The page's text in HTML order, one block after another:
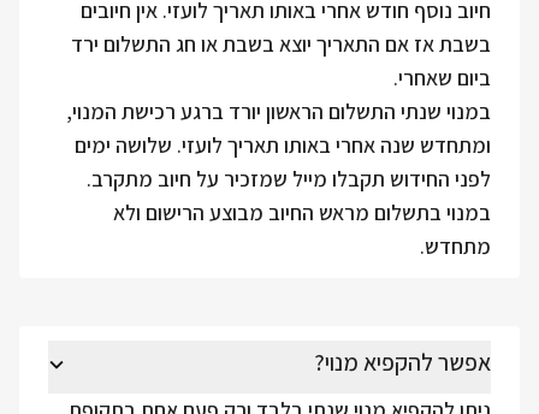
חיוב נוסף חודש אחרי באותו תאריך לועזי. אין חיובים
בשבת אז אם התאריך יוצא בשבת או חג התשלום ירד
ביום שאחרי.
במנוי שנתי התשלום הראשון יורד ברגע רכישת המנוי,
ומתחדש שנה אחרי באותו תאריך לועזי. שלושה ימים
לפני החידוש תקבלו מייל שמזכיר על חיוב מתקרב.
במנוי בתשלום מראש החיוב מבוצע הרישום ולא
מתחדש.
אפשר להקפיא מנוי?